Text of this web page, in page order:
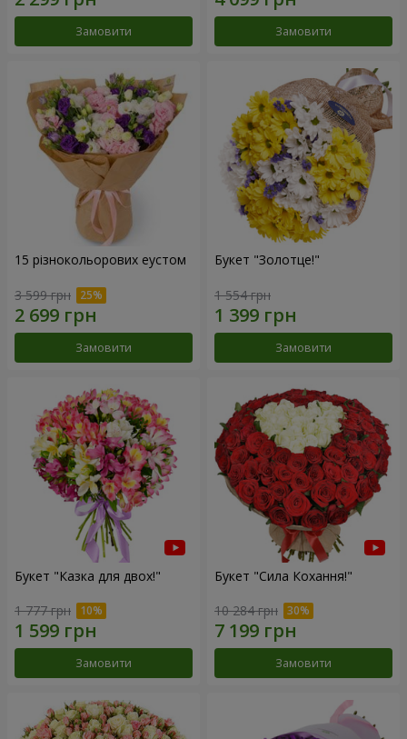
Замовити Замовити
15 різнокольорових еустом
3 599 грн
Замовити
Букет "Золотце!"
1 554 грн
Замовити
Букет "Казка для двох!"
1 777 грн
Замовити
Букет "Сила Кохання!"
10 284 грн
Замовити